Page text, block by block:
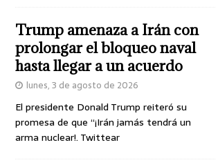
Trump amenaza a Irán con
prolongar el bloqueo naval
hasta llegar a un acuerdo
lunes, 3 de agosto de 2026
El presidente Donald Trump reiteró su
promesa de que “¡Irán jamás tendrá un
arma nuclear!. Twittear